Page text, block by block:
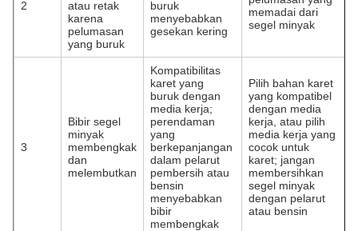
2
atau retak
karena
pelumasan
yang buruk
buruk
menyebabkan
gesekan kering
memadai dari
segel minyak
3
Bibir segel
minyak
membengkak
dan
melembutkan
Kompatibilitas
karet yang
buruk dengan
media kerja;
perendaman
yang
berkepanjangan
dalam pelarut
pembersih atau
bensin
menyebabkan
bibir
membengkak
Pilih bahan karet
yang kompatibel
dengan media
kerja, atau pilih
media kerja yang
cocok untuk
karet; jangan
membersihkan
segel minyak
dengan pelarut
atau bensin